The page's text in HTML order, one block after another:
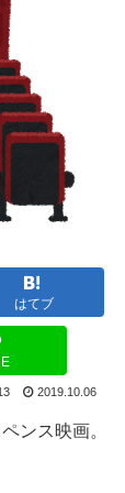
はてブ
2019.10.06
ンス映画。